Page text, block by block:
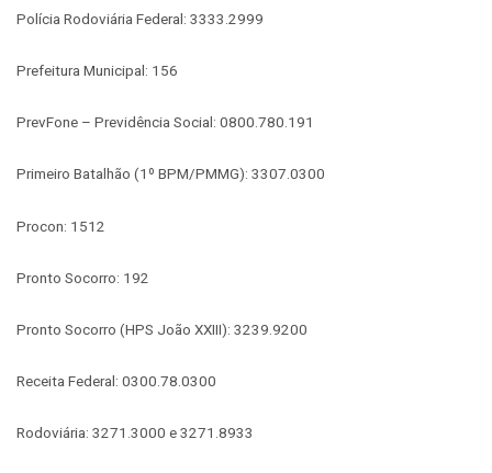
Polícia Rodoviária Federal: 3333.2999
Prefeitura Municipal: 156
PrevFone – Previdência Social: 0800.780.191
Primeiro Batalhão (1º BPM/PMMG): 3307.0300
Procon: 1512
Pronto Socorro: 192
Pronto Socorro (HPS João XXIII): 3239.9200
Receita Federal: 0300.78.0300
Rodoviária: 3271.3000 e 3271.8933